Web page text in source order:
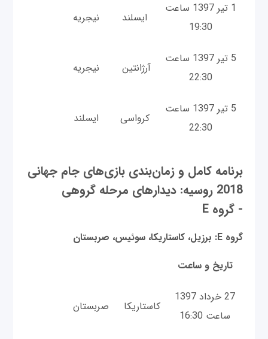
1 تیر 1397 ساعت
19:30
ایسلند نیجریه
5 تیر 1397 ساعت
22:30
آرژانتین نیجریه
5 تیر 1397 ساعت
22:30
کرواسی ایسلند
برنامه کامل و زمان‌بندی بازی‌های جام جهانی
2018 روسیه: دیدارهای مرحله گروهی
- گروه E
گروه E:
برزیل، کاستاریکا، سوئیس، صربستان
تاریخ و ساعت
27 خرداد 1397
ساعت 16:30
کاستاریکا صربستان